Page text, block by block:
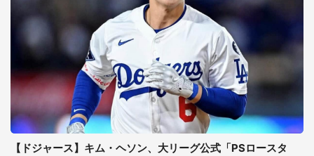
【ドジャース】キム・ヘソン、大リーグ公式「PSロースタ